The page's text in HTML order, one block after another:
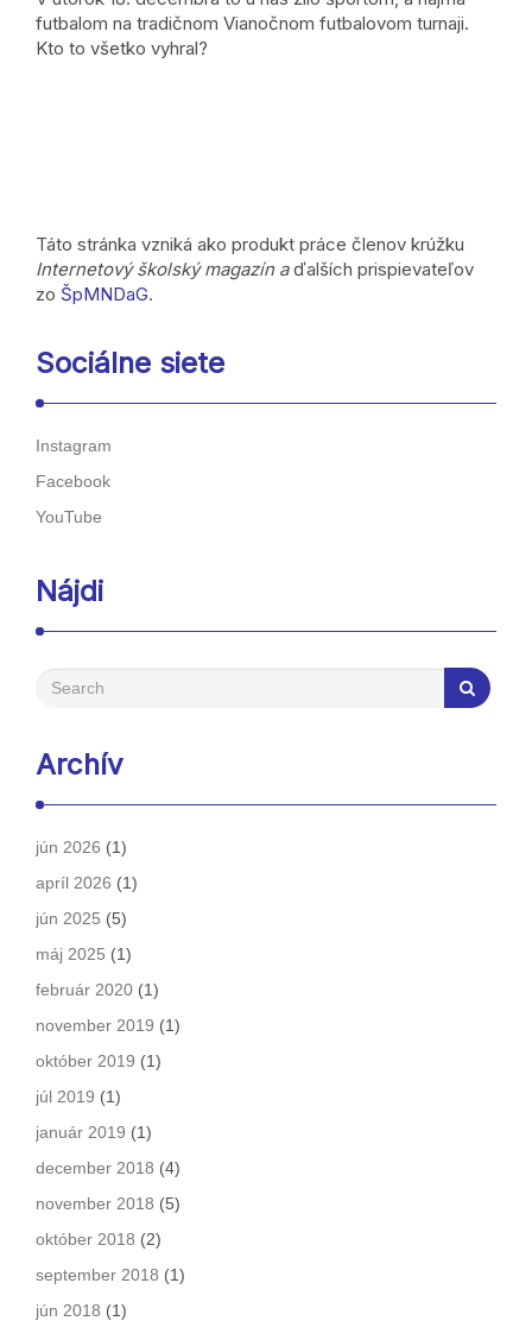
futbalom na tradičnom Vianočnom futbalovom turnaji.
Kto to všetko vyhral?
Táto stránka vzniká ako produkt práce členov krúžku
Internetový školský magazín aďalších prispievateľov
zo ŠpMNDaG.
Sociálne siete
Instagram
Facebook
YouTube
Nájdi
Archív
jún 2026 (1)
apríl 2026 (1)
jún 2025 (5)
máj 2025 (1)
február 2020 (1)
november 2019 (1)
október 2019 (1)
júl 2019 (1)
január 2019 (1)
december 2018 (4)
november 2018 (5)
október 2018 (2)
september 2018 (1)
jún 2018 (1)